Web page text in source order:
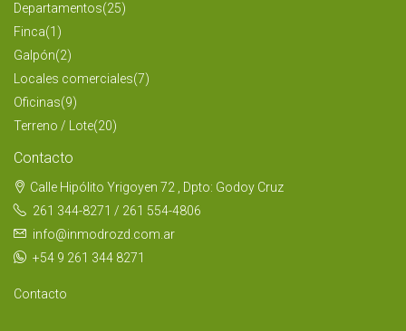
Departamentos(25)
Finca(1)
Galpón(2)
Locales comerciales(7)
Oficinas(9)
Terreno / Lote(20)
Contacto
Calle Hipólito Yrigoyen 72 , Dpto: Godoy Cruz
261 344-8271 / 261 554-4806
info@inmodrozd.com.ar
+54 9 261 344 8271
Contacto